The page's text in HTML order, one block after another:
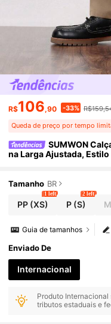
R$106,90 -33%
Queda de preço por tempo
SUMWON
na Larga Ajustada,
Tamanho BR
PP(XS)
1 left
P(S)
2 left
M
Guia de tamanhos
Enviado De
Internacional
Produto
tributos estaduais e